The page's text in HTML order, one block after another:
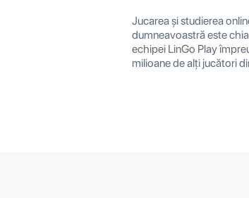
Jucarea și studierea
dumneavoastră este
echipei LinGo Play
milioane de alți jucători